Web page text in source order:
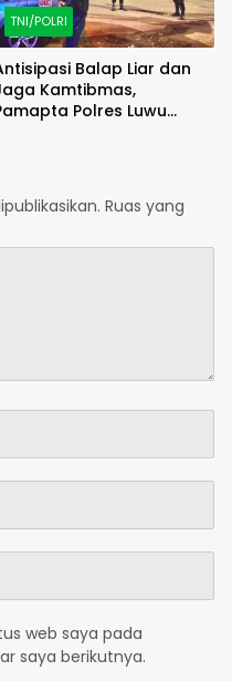
TNI/POLRI
Balap Liar dan
Kamtibmas,
Polres Luwu
Ruas yang
web saya pada
saya berikutnya.